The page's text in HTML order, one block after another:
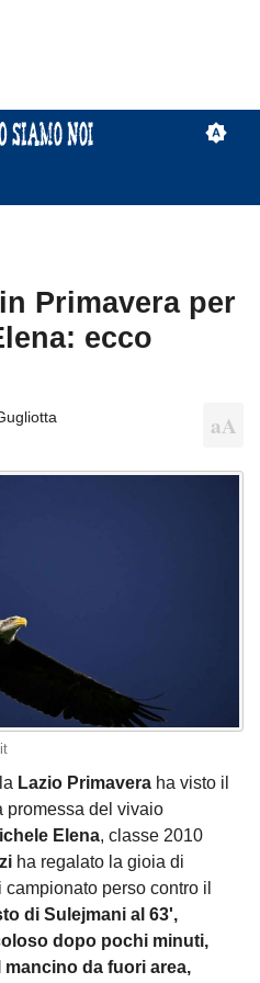
Primavera per
ecco
Lazio Primavera ha visto il
promessa del vivaio
Elena, classe 2010
ha regalato la gioia di
perso contro il
di Sulejmani al 63',
dopo pochi minuti,
da fuori area,